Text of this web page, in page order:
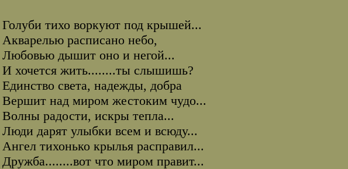
Голуби тихо воркуют под крышей...
Акварелью расписано небо,
Любовью дышит оно и негой...
И хочется жить........ты слышишь?
Единство света, надежды, добра
Вершит над миром жестоким чудо...
Волны радости, искры тепла...
Люди дарят улыбки всем и всюду...
Ангел тихонько крылья расправил...
Дружба........вот что миром правит...